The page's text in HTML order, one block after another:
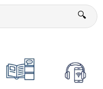
🔍